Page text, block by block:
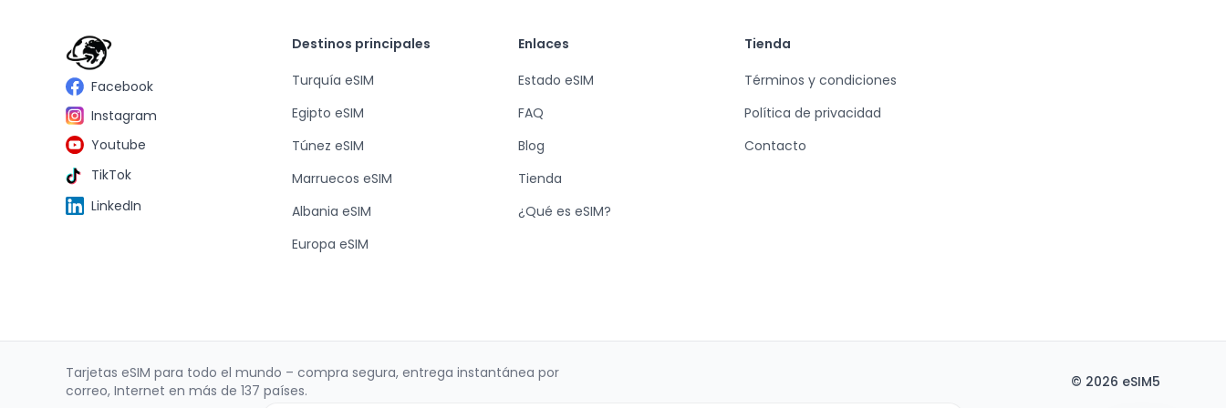
Facebook
Instagram
Youtube
TikTok
LinkedIn
Destinos principales
Turquía eSIM
Egipto eSIM
Túnez eSIM
Marruecos eSIM
Albania eSIM
Europa eSIM
Enlaces
Estado eSIM
FAQ
Blog
Tienda
¿Qué es eSIM?
Tienda
Términos y condiciones
Política de privacidad
Contacto
Tarjetas eSIM para todo el mundo – compra segura, entrega instantánea por
correo, Internet en más de 137 países.
© 2026 eSIM5